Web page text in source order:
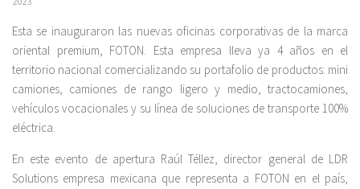
Esta se inauguraron las nuevas oficinas corporativas de la marca
oriental premium, FOTON. Esta empresa lleva ya 4 años en el
territorio nacional comercializando su portafolio de productos: mini
camiones, camiones de rango ligero y medio, tractocamiones,
vehículos vocacionales y su línea de soluciones de transporte 100%
eléctrica.
En este evento de apertura Raúl Téllez, director general de LDR
Solutions empresa mexicana que representa a FOTON en el país,